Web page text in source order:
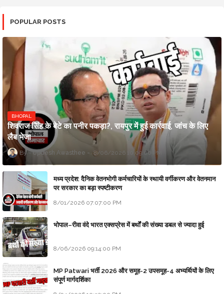
POPULAR POSTS
BHOPAL
शिवराज सिंह के बेटे का पनीर पकड़ा?, रायपुर में हुई कार्रवाई, जांच के लिए
लैब भेजा
Updesh Awasthee 8/06/2026 10:09:00 PM
मध्य प्रदेश: दैनिक वेतनभोगी कर्मचारियों के स्थायी वर्गीकरण और वेतनमान
पर सरकार का बड़ा स्पष्टीकरण
8/01/2026 07:07:00 PM
भोपाल–रीवा वंदे भारत एक्सप्रेस में बर्थों की संख्या डबल से ज्यादा हुई
8/06/2026 09:14:00 PM
MP Patwari भर्ती 2026 और समूह-2 उपसमूह-4 अभ्यर्थियों के लिए
संपूर्ण मार्गदर्शिका